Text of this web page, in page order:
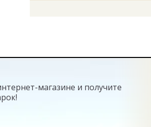
магазине и получите